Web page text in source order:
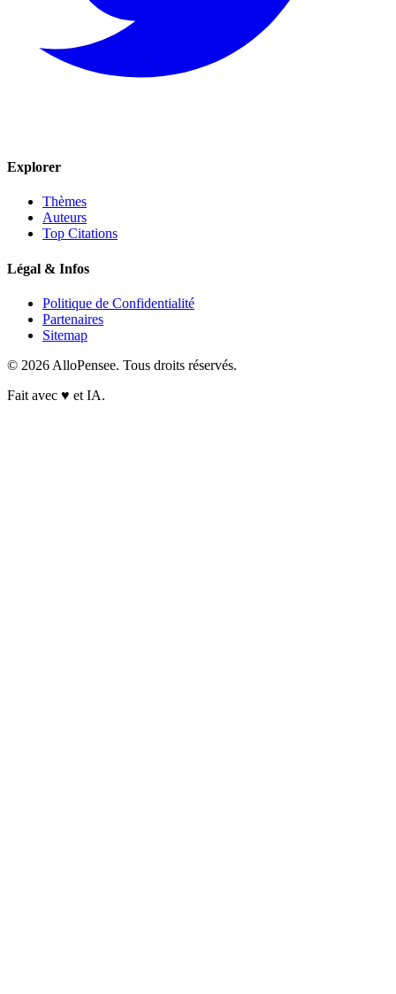
Explorer
Thèmes
Auteurs
Top Citations
Légal & Infos
Politique de Confidentialité
Partenaires
Sitemap
© 2026 AlloPensee. Tous droits réservés.
Fait avec ♥ et IA.